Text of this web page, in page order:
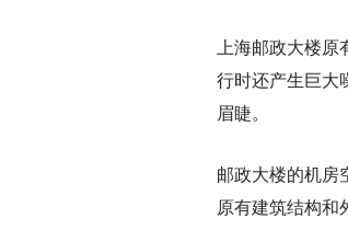
上海邮政大楼原
行时还产生巨大
眉睫。
邮政大楼的机房
原有建筑结构和